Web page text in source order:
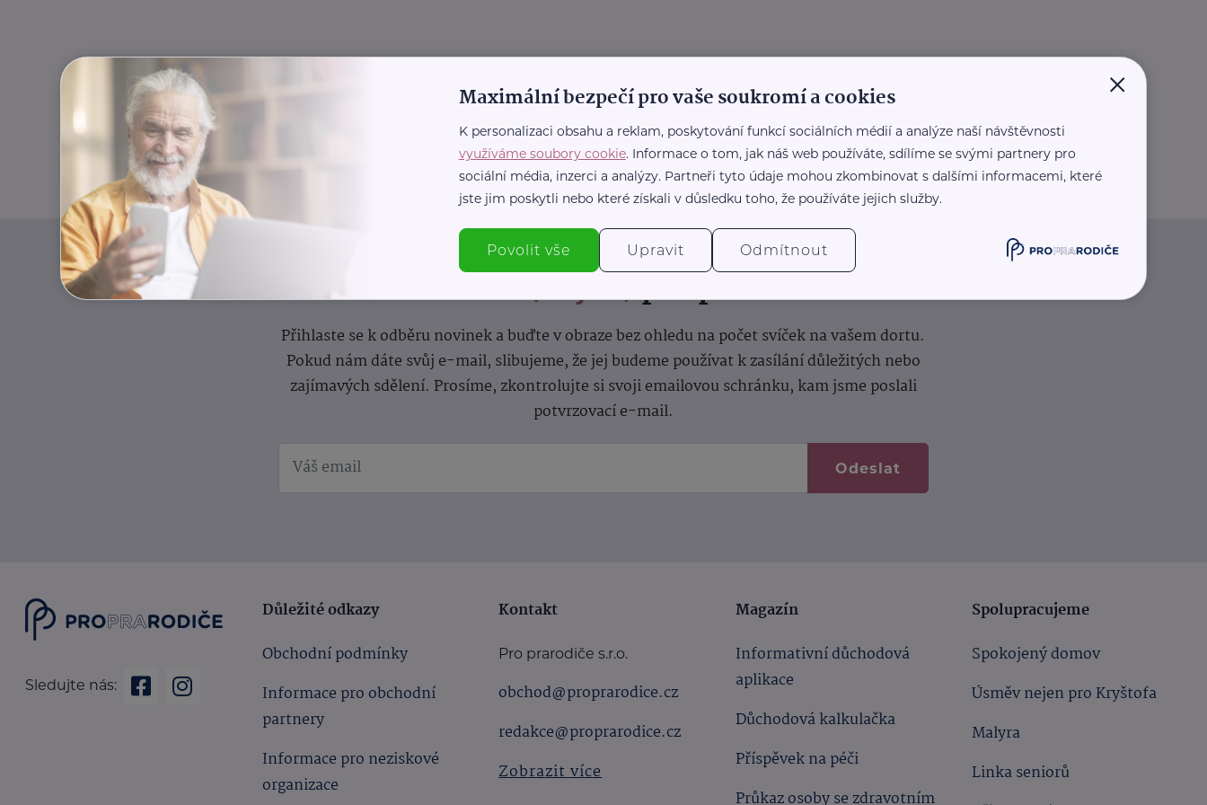
Informace(nejen)pro prarodiče
Přihlaste se k odběru novinek a buďte v obraze bez ohledu na počet svíček na vašem dortu.
Pokud nám dáte svůj e-mail, slibujeme, že jej budeme používat k zasílání důležitých nebo
zajímavých sdělení. Prosíme, zkontrolujte si svoji emailovou schránku, kam jsme poslali
potvrzovací e-mail.
Odeslat
Sledujte nás:
Důležité odkazy
Obchodní podmínky
Informace pro obchodní
partnery
Informace pro neziskové
organizace
Kontakt
Pro prarodiče s.r.o.
obchod@proprarodice.cz
redakce@proprarodice.cz
Zobrazit více
Magazín
Informativní důchodová
aplikace
Důchodová kalkulačka
Příspěvek na péči
Průkaz osoby se zdravotním
Spolupracujeme
Spokojený domov
Úsměv nejen pro Kryštofa
Malyra
Linka seniorů
×
Maximální bezpečí pro vaše soukromí a cookies
K personalizaci obsahu a reklam, poskytování funkcí sociálních médií a analýze naší návštěvnosti
využíváme soubory cookie. Informace o tom, jak náš web používáte, sdílíme se svými partnery pro
sociální média, inzerci a analýzy. Partneři tyto údaje mohou zkombinovat s dalšími informacemi, které
jste jim poskytli nebo které získali v důsledku toho, že používáte jejich služby.
Povolit vše Upravit Odmítnout